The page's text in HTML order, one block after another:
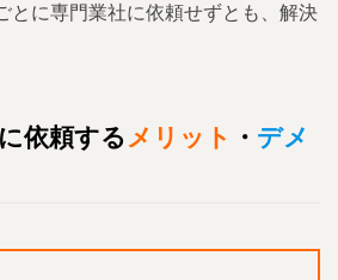
とに専門業社に依頼せずとも、解決
依頼する メリット ・ デメ